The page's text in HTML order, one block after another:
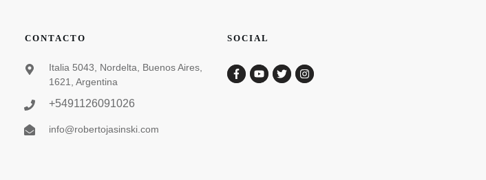
CONTACTO
Italia 5043, Nordelta, Buenos Aires,
1621, Argentina
+5491126091026
info@robertojasinski.com
SOCIAL